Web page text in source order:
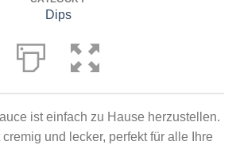
Dips
ist einfach zu Hause herzustellen.
und lecker, perfekt für alle Ihre